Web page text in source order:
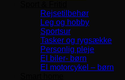
Rejsetilbehør
Leg og hobby
Sportsur
Tasker og rygsække
Personlig pleje
El biler- børn
El motorcykel – børn